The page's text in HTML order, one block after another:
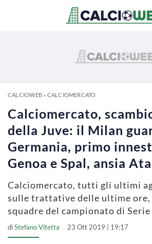
CALCIOWEB» CALCIOMERCATO
Calciomercato,
della Juve: il Milan
Germania, primo
Genoa e Spal, ansia
Calciomercato, tutti gli ultimi
sulle trattative delle ultime ore,
squadre del campionato di Serie
diStefano Vitetta 23 Ott 2019 | 19:17